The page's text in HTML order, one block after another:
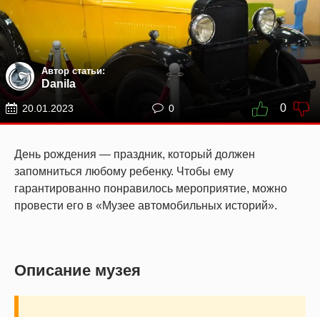
Автор статьи:
Danila
20.01.2023 0 0
День рождения — праздник, который должен
запомниться любому ребенку. Чтобы ему
гарантированно понравилось мероприятие, можно
провести его в «Музее автомобильных историй».
Описание музея